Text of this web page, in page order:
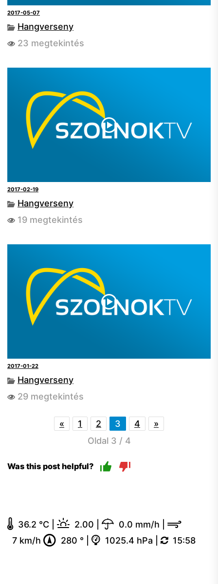
2017-05-07
Hangverseny
23 megtekintés
2017-02-19
Hangverseny
19 megtekintés
2017-01-22
Hangverseny
29 megtekintés
« 1 2 3 4
»
Oldal 3 / 4
Was this post helpful?
36.2 °C 2.00 0.0 mm/h
7 km/h
280 ° 1025.4 hPa 15:58